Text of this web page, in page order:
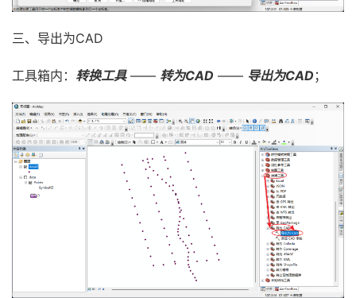
三、导出为CAD
工具箱内： 转换工具—— 转为CAD —— 导出为CAD ；